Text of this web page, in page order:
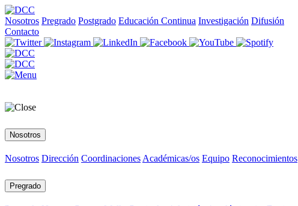
Nosotros Pregrado Postgrado Educación Continua Investigación Difusión
Contacto
Nosotros
Nosotros Dirección Coordinaciones Académicas/os Equipo Reconocimientos
Pregrado